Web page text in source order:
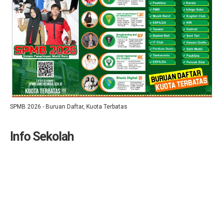
SPMB 2026 - Buruan Daftar, Kuota Terbatas
Info Sekolah